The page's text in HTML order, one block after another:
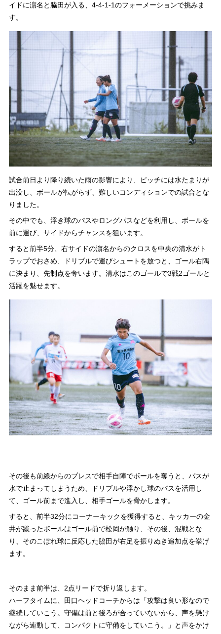
イドに濵名と脇田が入る、4-4-1-1のフォーメーションで挑みま
す。
試合前日より降り続いた雨の影響により、ピッチには水たまりが
出没し、ボールが転がらず、難しいコンディションでの試合とな
りました。
その中でも、浮き球のパスやロングパスなどを利用し、ボールを
前に運び、サイドからチャンスを狙います。
すると前半5分、右サイドの濵名からのクロスを中央の清水がト
ラップでおさめ、ドリブルで運びシュートを放つと、ゴール右隅
に決まり、先制点を奪います。清水はこのゴールで3戦2ゴールと
活躍を魅せます。
その後も前線からのプレスで相手自陣でボールを奪うと、パスが
水で止まってしまうため、ドリブルや浮かし球のパスを活用し
て、ゴール前まで進入し、相手ゴールを脅かします。
すると、前半32分にコーナーキックを獲得すると、キッカーの金
井が蹴ったボールはゴール前で松岡が触り、その後、混戦とな
り、そのこぼれ球に反応した脇田が右足を振りぬき追加点を挙げ
ます。
そのまま前半は、2点リードで折り返します。
ハーフタイムに、田口ヘッドコーチからは「攻撃は良い形なので
継続していこう。守備は前と後ろが合っていないから、声を懸け
ながら連動して、コンパクトに守備をしていこう。」と声をかけ